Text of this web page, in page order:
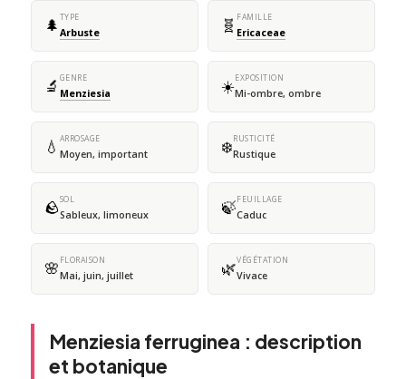
🌲 TYPE
Arbuste 🧬 FAMILLE
Ericaceae
🔬 GENRE
Menziesia ☀️EXPOSITION
Mi-ombre, ombre
💧 ARROSAGE
Moyen, important ❄️RUSTICITÉ
Rustique
🪨SOL
Sableux, limoneux 🍃FEUILLAGE
Caduc
🌸 FLORAISON
Mai, juin, juillet 🌿VÉGÉTATION
Vivace
Menziesia ferruginea : description
et botanique